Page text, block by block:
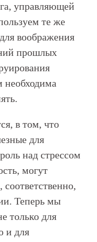
управляющей
те же
воображения
прошлых
необходима
в том, что
для
над стрессом
могут
Теперь мы
только для
и для